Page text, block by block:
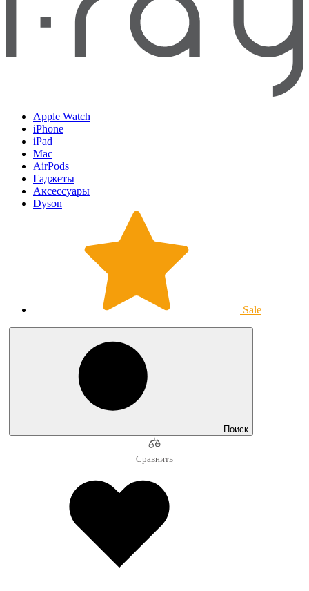
Apple Watch
iPhone
iPad
Mac
AirPods
Гаджеты
Аксессуары
Dyson
Sale
Поиск
Сравнить